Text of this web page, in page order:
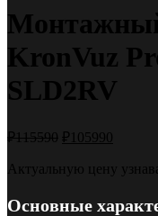
KronVuz
SLD2RV
₽115590 ₽ 105990
Актуальную цену
Основные